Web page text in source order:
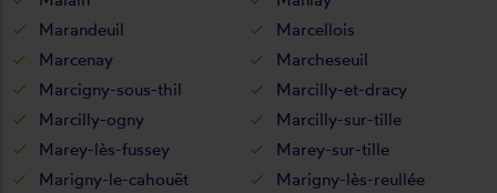
Marandeuil
Marcellois
Marcenay
Marcheseuil
Marcigny-sous-thil
Marcilly-et-dracy
Marcilly-ogny
Marcilly-sur-tille
Marey-lès-fussey
Marey-sur-tille
Marigny-le-cahouët
Marigny-lès-reullée